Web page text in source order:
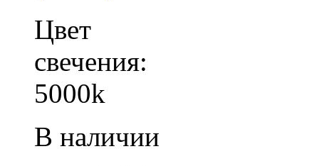
Цвет
свечения:
5000k
В наличии